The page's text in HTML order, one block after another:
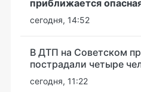
приближается
сегодня, 14:52
В ДТП на Советском
пострадали четыре
сегодня, 11:22